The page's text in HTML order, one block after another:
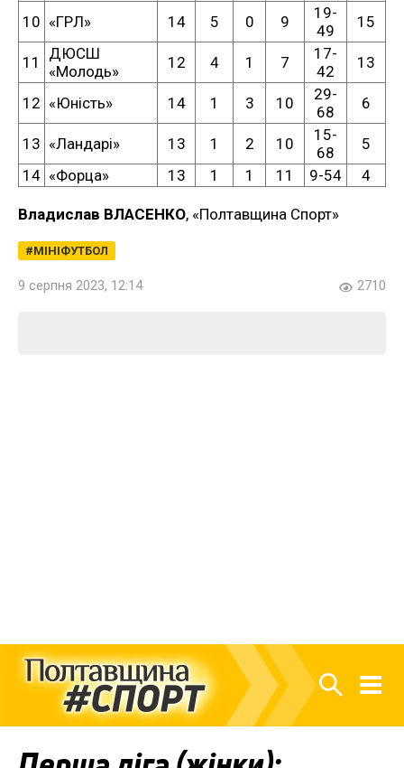
10 «ГРЛ» 14 5 0 9
19-
49
15
11
ДЮСШ
«Молодь»
12 4 1 7
17-
42
13
12 «Юність» 14 1 3 10
29-
68
6
13 «Ландарі» 13 1 2 10
15-
68
5
14 «Форца» 13 1 1 11 9-54 4
Владислав ВЛАСЕНКО, «Полтавщина Спорт»
МІНІФУТБОЛ
9 серпня 2023, 12:14 2710